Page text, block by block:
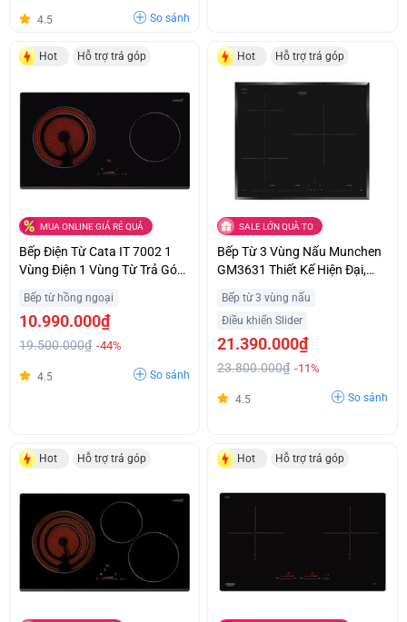
4.5 So sánh
Hot Hỗ trợ trả góp
MUA ONLINE GIÁ RẺ QUÁ
Bếp Điện Từ Cata IT 7002 1
Vùng Điện 1 Vùng Từ Trả Góp
Bếp từ hồng ngoại
10.990.000₫
19.500.000₫ -44%
4.5 So sánh
Hot Hỗ trợ trả góp
SALE LỚN QUÀ TO
Bếp Từ 3 Vùng Nấu Munchen
GM3631 Thiết Kế Hiện Đại,
Bếp từ 3 vùng nấu
Điều khiển Slider
21.390.000₫
23.800.000₫ -11%
4.5 So sánh
Hot Hỗ trợ trả góp Hot Hỗ trợ trả góp